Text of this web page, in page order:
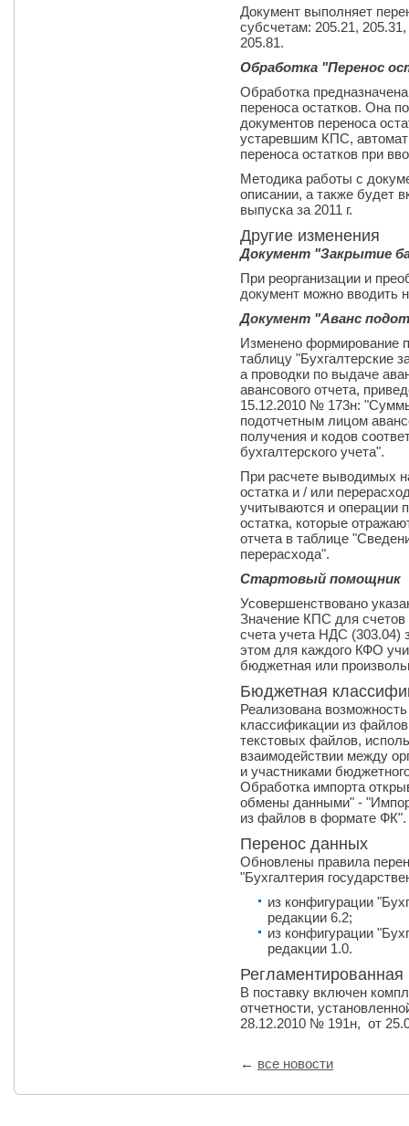
Документ выполняет
субсчетам: 205.21,
205.81.
Обработка "Перенос
Обработка
переноса остатков. Она
документов переноса
устаревшим КПС,
переноса остатков при
Методика работы с
описании, а также будет
выпуска за 2011 г.
Другие изменения
Документ "Закрытие
При реорганизации и
документ можно вводить
Документ "Аванс
Изменено формирование
таблицу "Бухгалтерские
а проводки по выдаче
авансового отчета,
15.12.2010 № 173н:
подотчетным лицом
получения и кодов
бухгалтерского учета".
При расчете выводимых
остатка и / или
учитываются и операции
остатка, которые
отчета в таблице
перерасхода".
Стартовый помощник
Усовершенствовано
Значение КПС для
счета учета НДС
этом для каждого КФО
бюджетная или
Бюджетная
Реализована
классификации из
текстовых файлов,
взаимодействии между
и участниками
Обработка импорта
обмены данными" -
из файлов в формате ФК".
Перенос данных
Обновлены правила
"Бухгалтерия
из конфигурации
редакции 6.2;
из конфигурации
редакции 1.0.
Регламентированная
В поставку включен
отчетности,
28.12.2010 № 191н, от
← все новости